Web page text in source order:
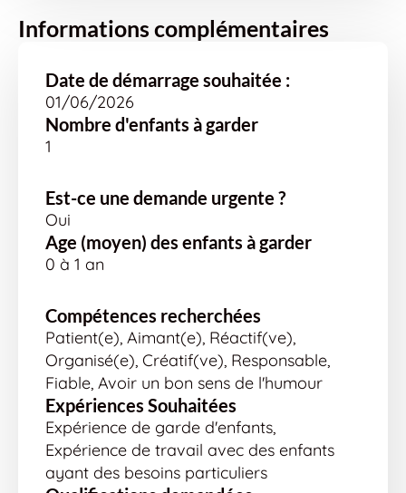
Informations complémentaires
Date de démarrage souhaitée :
01/06/2026
Nombre d'enfants à garder
1
Est-ce une demande urgente ?
Oui
Age (moyen) des enfants à garder
0 à 1 an
Compétences recherchées
Patient(e), Aimant(e), Réactif(ve),
Organisé(e), Créatif(ve), Responsable,
Fiable, Avoir un bon sens de l'humour
Expériences Souhaitées
Expérience de garde d'enfants,
Expérience de travail avec des enfants
ayant des besoins particuliers